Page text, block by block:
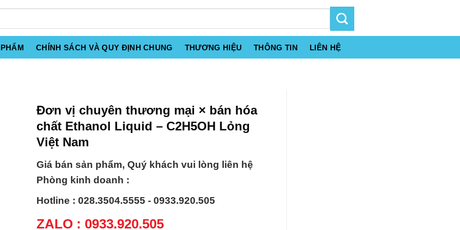
CHÍNH SÁCH VÀ QUY ĐỊNH CHUNG THƯƠNG HIỆU THÔNG TIN LIÊN HỆ
Đơn vị chuyên thương mại × bán hóa
chất Ethanol Liquid – C2H5OH Lỏng
Việt Nam
Giá bán sản phẩm, Quý khách vui lòng liên hệ
Phòng kinh doanh :
Hotline : 028.3504.5555 - 0933.920.505
ZALO : 0933.920.505